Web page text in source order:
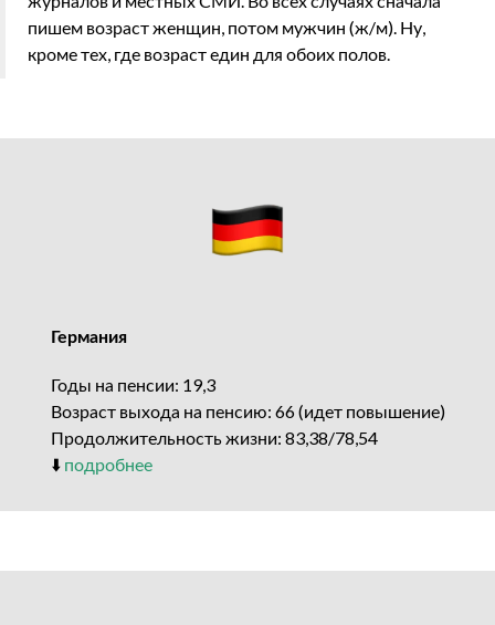
пишем возраст женщин, потом мужчин (ж/м). Ну,
кроме тех, где возраст един для обоих полов.
Германия
Годы на пенсии: 19,3
Возраст выхода на пенсию: 66 (идет повышение)
Продолжительность жизни: 83,38/78,54
⬇️ подробнее